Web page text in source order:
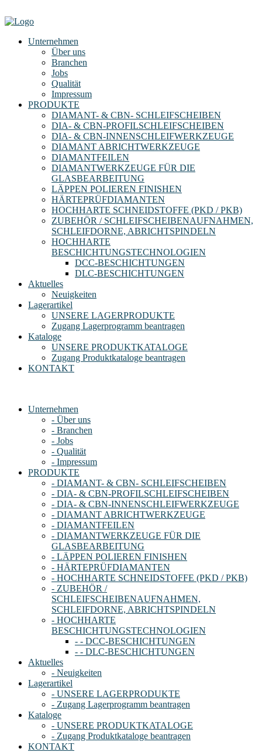
Unternehmen
Über uns
Branchen
Jobs
Qualität
Impressum
PRODUKTE
DIAMANT- & CBN- SCHLEIFSCHEIBEN
DIA- & CBN-PROFILSCHLEIFSCHEIBEN
DIA- & CBN-INNENSCHLEIFWERKZEUGE
DIAMANT ABRICHTWERKZEUGE
DIAMANTFEILEN
DIAMANTWERKZEUGE FÜR DIE
GLASBEARBEITUNG
LÄPPEN POLIEREN FINISHEN
HÄRTEPRÜFDIAMANTEN
HOCHHARTE SCHNEIDSTOFFE (PKD / PKB)
ZUBEHÖR / SCHLEIFSCHEIBENAUFNAHMEN,
SCHLEIFDORNE, ABRICHTSPINDELN
HOCHHARTE
BESCHICHTUNGSTECHNOLOGIEN
DCC-BESCHICHTUNGEN
DLC-BESCHICHTUNGEN
Aktuelles
Neuigkeiten
Lagerartikel
UNSERE LAGERPRODUKTE
Zugang Lagerprogramm beantragen
Kataloge
UNSERE PRODUKTKATALOGE
Zugang Produktkataloge beantragen
KONTAKT
Unternehmen
- Über uns
- Branchen
- Jobs
- Qualität
- Impressum
PRODUKTE
- DIAMANT- & CBN- SCHLEIFSCHEIBEN
- DIA- & CBN-PROFILSCHLEIFSCHEIBEN
- DIA- & CBN-INNENSCHLEIFWERKZEUGE
- DIAMANT ABRICHTWERKZEUGE
- DIAMANTFEILEN
- DIAMANTWERKZEUGE FÜR DIE
GLASBEARBEITUNG
- LÄPPEN POLIEREN FINISHEN
- HÄRTEPRÜFDIAMANTEN
- HOCHHARTE SCHNEIDSTOFFE (PKD / PKB)
- ZUBEHÖR /
SCHLEIFSCHEIBENAUFNAHMEN,
SCHLEIFDORNE, ABRICHTSPINDELN
- HOCHHARTE
BESCHICHTUNGSTECHNOLOGIEN
- - DCC-BESCHICHTUNGEN
- - DLC-BESCHICHTUNGEN
Aktuelles
- Neuigkeiten
Lagerartikel
- UNSERE LAGERPRODUKTE
- Zugang Lagerprogramm beantragen
Kataloge
- UNSERE PRODUKTKATALOGE
- Zugang Produktkataloge beantragen
KONTAKT